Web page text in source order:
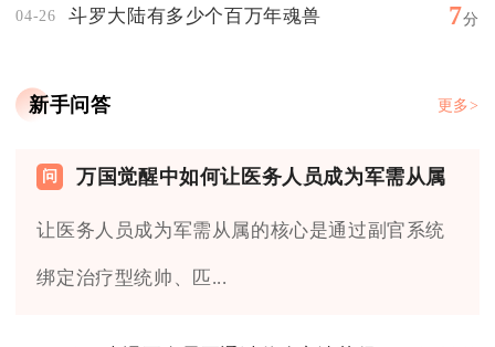
04-26 斗罗大陆有多少个百万年魂兽 7分
新手问答 更多>
万国觉醒中如何让医务人员成为军需从属
让医务人员成为军需从属的核心是通过副官系统
绑定治疗型统帅、匹...